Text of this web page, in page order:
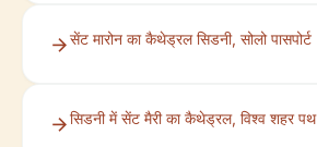
सेंट मारोन का कैथेड्रल सिडनी, सोलो पासपोर्ट
सिडनी में सेंट मैरी का कैथेड्रल, विश्व शहर पथ